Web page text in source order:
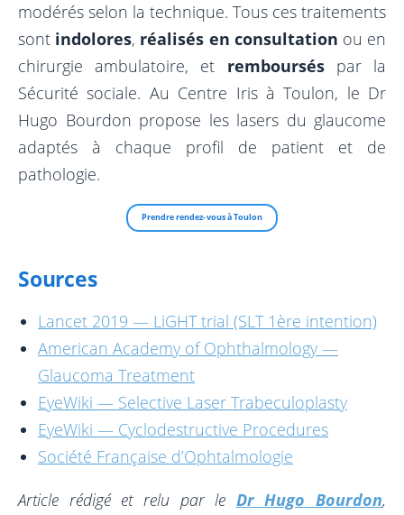
modérés selon la technique. Tous ces traitements
sont indolores, réalisés en consultation ou en
chirurgie ambulatoire, et rembourséspar la
Sécurité sociale. Au Centre Iris à Toulon, le Dr
Hugo Bourdon propose les lasers du glaucome
adaptés à chaque profil de patient et de
pathologie.
Prendre rendez-vous à Toulon
Sources
Lancet 2019 — LiGHT trial (SLT 1ère intention)
American Academy of Ophthalmology —
Glaucoma Treatment
EyeWiki — Selective Laser Trabeculoplasty
EyeWiki — Cyclodestructive Procedures
Société Française d’Ophtalmologie
Article rédigé et relu par le Dr Hugo Bourdon,